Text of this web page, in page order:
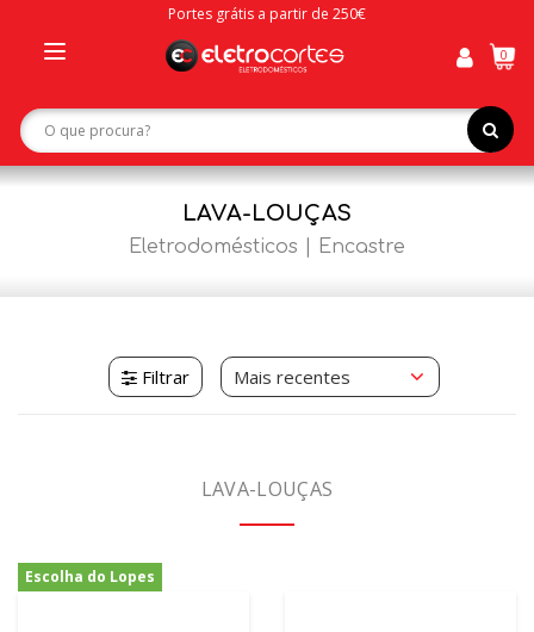
Portes grátis a partir de 250€
navigation
0
LAVA-LOUÇAS
Eletrodomésticos Encastre
Filtrar
LAVA-LOUÇAS
Escolha do Lopes